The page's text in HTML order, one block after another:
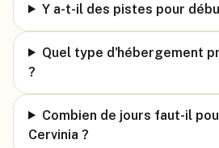
Y a-t-il des pistes pour
Quel type d'hébergement
?
Combien de jours faut-il
Cervinia ?